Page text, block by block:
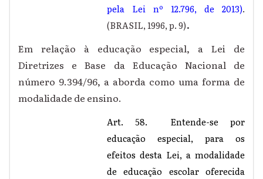
pela Lei nº 12.796, de 2013).
(BRASIL, 1996, p. 9).
Em relação à educação especial, a Lei de
Diretrizes e Base da Educação Nacional de
número 9.394/96, a aborda como uma forma de
modalidade de ensino.
Art. 58. Entende-se por
educação especial, para os
efeitos desta Lei, a modalidade
de educação escolar oferecida